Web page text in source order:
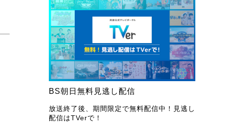
BS朝日無料見逃し配信
放送終了後、期間限定で無料配信中！見逃し
配信はTVerで！